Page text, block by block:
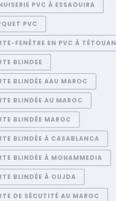
PVC À ESSAOUIRA
PVC
FENÊTRE EN PVC À TÉTOUAN
BLINDEE
BLINDÉE AAU MAROC
BLINDÉE AU MAROC
BLINDÉE MAROC
BLINDÉE À CASABLANCA
BLINDÉE À MOHAMMEDIA
BLINDÉE À OUJDA
DE SÉCUTITÉ AU MAROC